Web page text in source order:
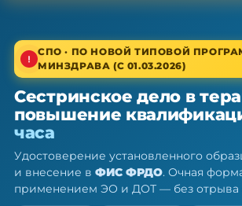
Среднее звено · новая типовая
Сестринское дело в
ПК, 36/72/144 ч
работы
СПО · ПО НОВОЙ ТИПОВОЙ
МИНЗДРАВА (С 01.03.2026)
Сестринское дело в
повышение
часа
Удостоверение установленного
и внесение в ФИС ФРДО. Очная
применением ЭО и ДОТ — без отрыва